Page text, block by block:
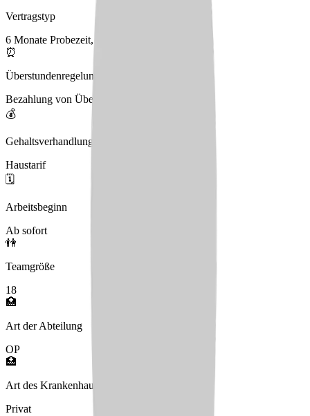
Vertragstyp
6 Monate Probezeit, danach unbefristet
⏰
Überstundenregelung
Bezahlung von Überstunden am Monatsende
💰
Gehaltsverhandlungen
Haustarif
🗓️
Arbeitsbeginn
Ab sofort
👫
Teamgröße
18
🏥
Art der Abteilung
OP
🏥
Art des Krankenhauses
Privat